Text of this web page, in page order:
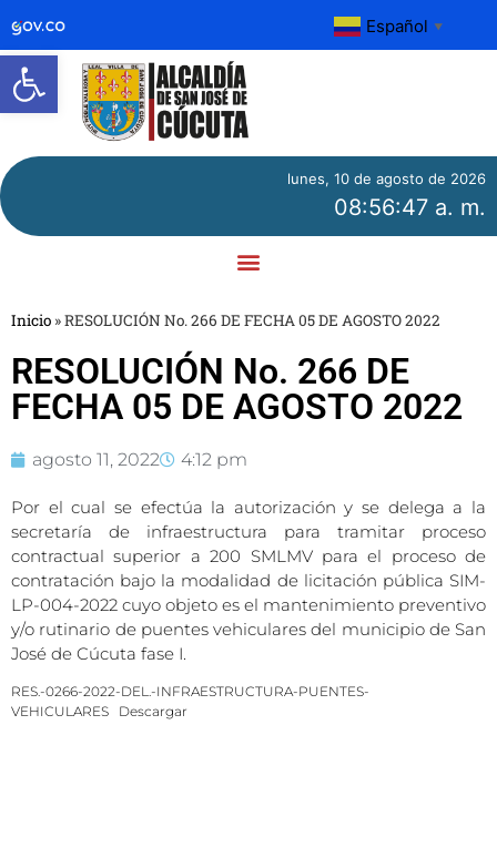
Abrir barra de herramientas
Español ▼
lunes, 10 de agosto de 2026
08:56:47 a. m.
Inicio »RESOLUCIÓN No. 266 DE FECHA 05 DE AGOSTO 2022
RESOLUCIÓN No. 266 DE
FECHA 05 DE AGOSTO 2022
agosto 11, 2022 4:12 pm
Por el cual se efectúa la autorización y se delega a la
secretaría de infraestructura para tramitar proceso
contractual superior a 200 SMLMV para el proceso de
contratación bajo la modalidad de licitación pública SIM-
LP-004-2022 cuyo objeto es el mantenimiento preventivo
y/o rutinario de puentes vehiculares del municipio de San
José de Cúcuta fase I.
RES.-0266-2022-DEL.-INFRAESTRUCTURA-PUENTES-
VEHICULARES
Descargar